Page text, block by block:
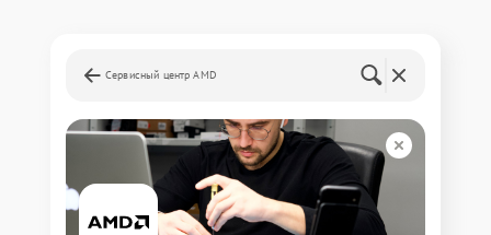
Сервисный центр AMD